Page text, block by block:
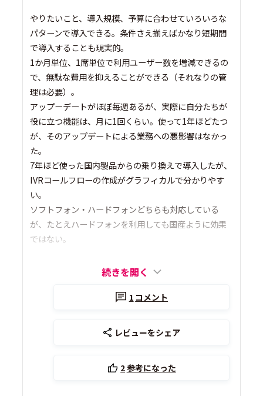
やりたいこと、導入規模、予算に合わせていろいろな
パターンで導入できる。条件さえ揃えばかなり短期間
で導入することも現実的。
1か月単位、1席単位で利用ユーザー数を増減できるの
で、無駄な費用を抑えることができる（それなりの管
理は必要）。
アップーデートがほぼ毎週あるが、実際に自分たちが
役に立つ機能は、月に1回くらい。使って1年ほどたつ
が、そのアップデートによる業務への悪影響はなかっ
た。
7年ほど使った国内製品からの乗り換えで導入したが、
IVRコールフローの作成がグラフィカルで分かりやす
い。
ソフトフォン・ハードフォンどちらも対応している
が、たとえハードフォンを利用しても国産ように効果
ではない。
続きを開く
1 コメント
レビューをシェア
2参考になった